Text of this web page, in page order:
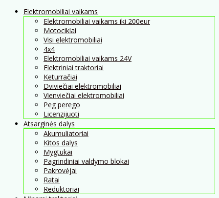
Elektromobiliai vaikams
Elektromobiliai vaikams iki 200eur
Motociklai
Visi elektromobiliai
4x4
Elektromobiliai vaikams 24V
Elektriniai traktoriai
Keturračiai
Dviviečiai elektromobiliai
Vienviečiai elektromobiliai
Peg perego
Licenzijuoti
Atsarginės dalys
Akumuliatoriai
Kitos dalys
Mygtukai
Pagrindiniai valdymo blokai
Pakrovėjai
Ratai
Reduktoriai